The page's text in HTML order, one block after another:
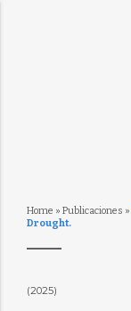
Home » Publicaciones »
Drought.
(2025)